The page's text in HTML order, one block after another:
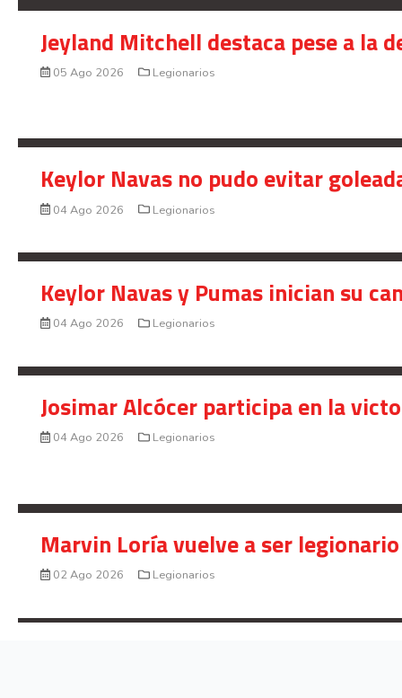
Jeyland Mitchell destaca pese a la
05 Ago 2026 Legionarios
Keylor Navas no pudo evitar
04 Ago 2026 Legionarios
Keylor Navas y Pumas inician su
04 Ago 2026 Legionarios
Josimar Alcócer participa en la
04 Ago 2026 Legionarios
Marvin Loría vuelve a ser
02 Ago 2026 Legionarios